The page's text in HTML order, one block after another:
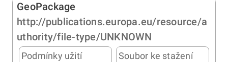
GeoPackage
http://publications.europa.eu/resource/a
uthority/file-type/UNKNOWN
Podmínky užití
Soubor ke stažení